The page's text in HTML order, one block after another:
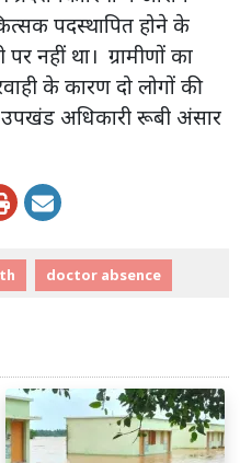
पदस्थापित होने के
नहीं था। ग्रामीणों का
के कारण दो लोगों की
अधिकारी रूबी अंसार
doctor absence